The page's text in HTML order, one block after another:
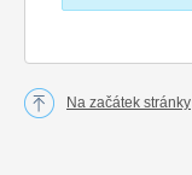
Na začátek stránky